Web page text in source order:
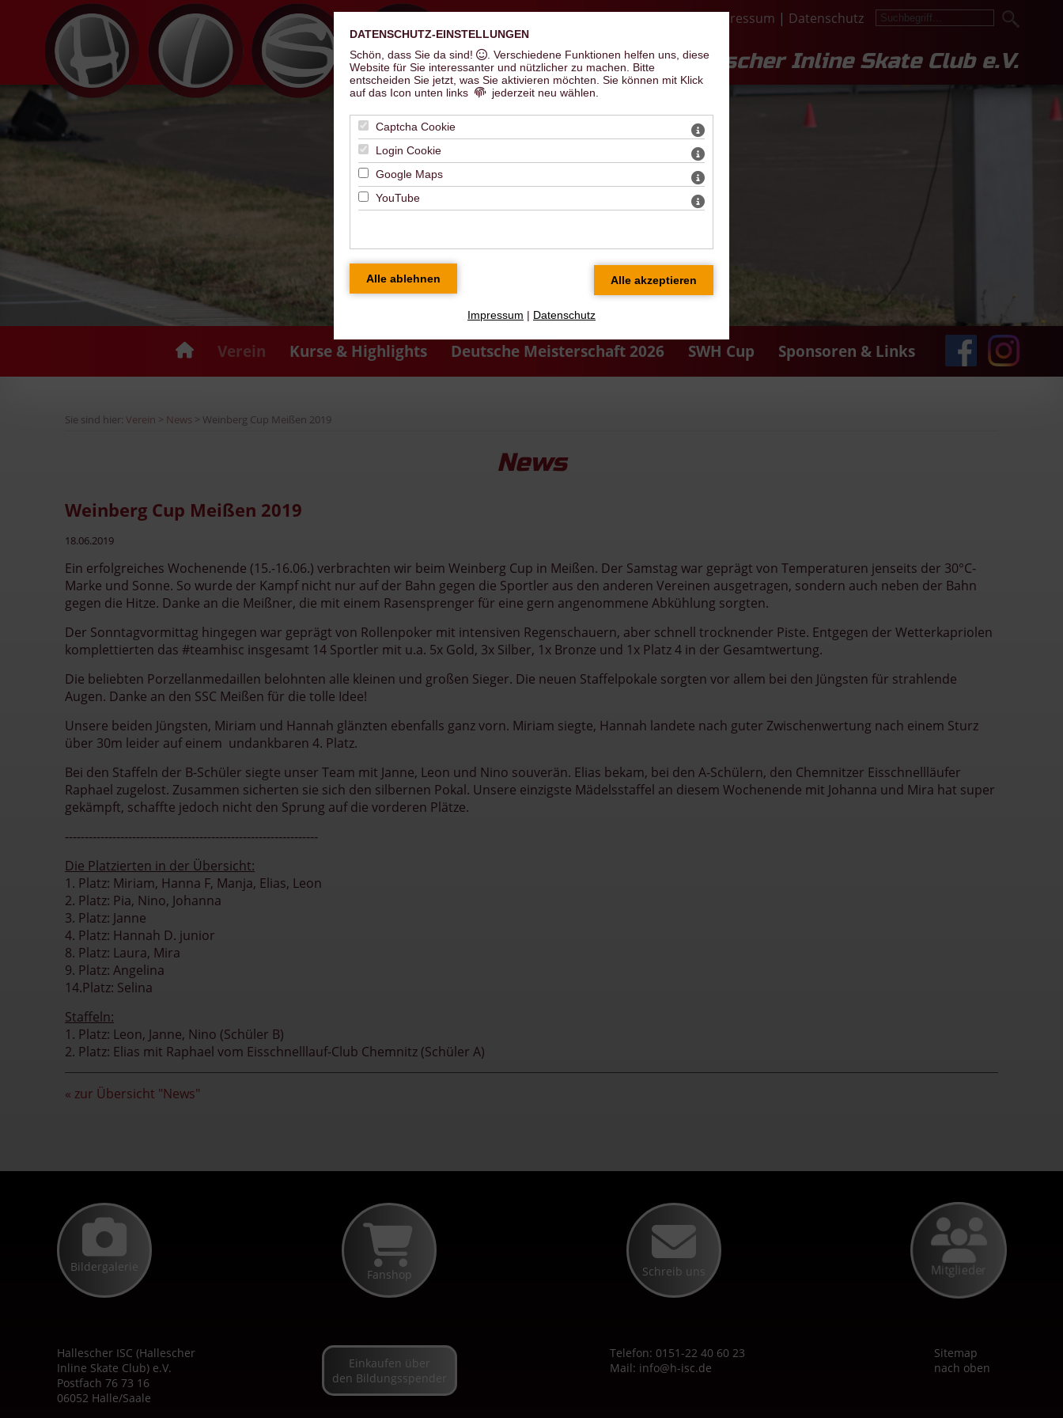
Impressum | Datenschutz
Hallescher Inline Skate Club e.V.
Verein Kurse & Highlights Deutsche Meisterschaft 2026 SWH Cup Sponsoren & Links
Sie sind hier: Verein > News > Weinberg Cup Meißen 2019
News
Weinberg Cup Meißen 2019
18.06.2019
Ein erfolgreiches Wochenende (15.-16.06.) verbrachten wir beim Weinberg Cup in Meißen. Der Samstag war geprägt von Temperaturen jenseits der 30°C-
Marke und Sonne. So wurde der Kampf nicht nur auf der Bahn gegen die Sportler aus den anderen Vereinen ausgetragen, sondern auch neben der Bahn
gegen die Hitze. Danke an die Meißner, die mit einem Rasensprenger für eine gern angenommene Abkühlung sorgten.
Der Sonntagvormittag hingegen war geprägt von Rollenpoker mit intensiven Regenschauern, aber schnell trocknender Piste. Entgegen der Wetterkapriolen
komplettierten das #teamhisc insgesamt 14 Sportler mit u.a. 5x Gold, 3x Silber, 1x Bronze und 1x Platz 4 in der Gesamtwertung.
Die beliebten Porzellanmedaillen belohnten alle kleinen und großen Sieger. Die neuen Staffelpokale sorgten vor allem bei den Jüngsten für strahlende
Augen. Danke an den SSC Meißen für die tolle Idee!
Unsere beiden Jüngsten, Miriam und Hannah glänzten ebenfalls ganz vorn. Miriam siegte, Hannah landete nach guter Zwischenwertung nach einem Sturz
über 30m leider auf einem undankbaren 4. Platz.
Bei den Staffeln der B-Schüler siegte unser Team mit Janne, Leon und Nino souverän. Elias bekam, bei den A-Schülern, den Chemnitzer Eisschnellläufer
Raphael zugelost. Zusammen sicherten sie sich den silbernen Pokal. Unsere einzigste Mädelsstaffel an diesem Wochenende mit Johanna und Mira hat super
gekämpft, schaffte jedoch nicht den Sprung auf die vorderen Plätze.
----------------------------------------------------------------
Die Platzierten in der Übersicht:
1. Platz: Miriam, Hanna F, Manja, Elias, Leon
2. Platz: Pia, Nino, Johanna
3. Platz: Janne
4. Platz: Hannah D. junior
8. Platz: Laura, Mira
9. Platz: Angelina
14.Platz: Selina
Staffeln:
1. Platz: Leon, Janne, Nino (Schüler B)
2. Platz: Elias mit Raphael vom Eisschnelllauf-Club Chemnitz (Schüler A)
« zur Übersicht "News"
Bildergalerie
Fanshop Schreib uns Mitglieder
Hallescher ISC (Hallescher
Inline Skate Club) e.V.
Postfach 76 73 16
06052 Halle/Saale
Einkaufen über
den Bildungsspender
Telefon: 0151-22 40 60 23
Mail: info@h-isc.de
Sitemap
nach oben
DATENSCHUTZ-EINSTELLUNGEN
Schön, dass Sie da sind!
. Verschiedene Funktionen helfen uns, diese
Website für Sie interessanter und nützlicher zu machen.
Bitte
entscheiden Sie jetzt, was Sie aktivieren möchten. Sie können mit Klick
auf das Icon unten links
jederzeit neu wählen.
Captcha Cookie
Login Cookie
Google Maps
YouTube
Impressum | Datenschutz